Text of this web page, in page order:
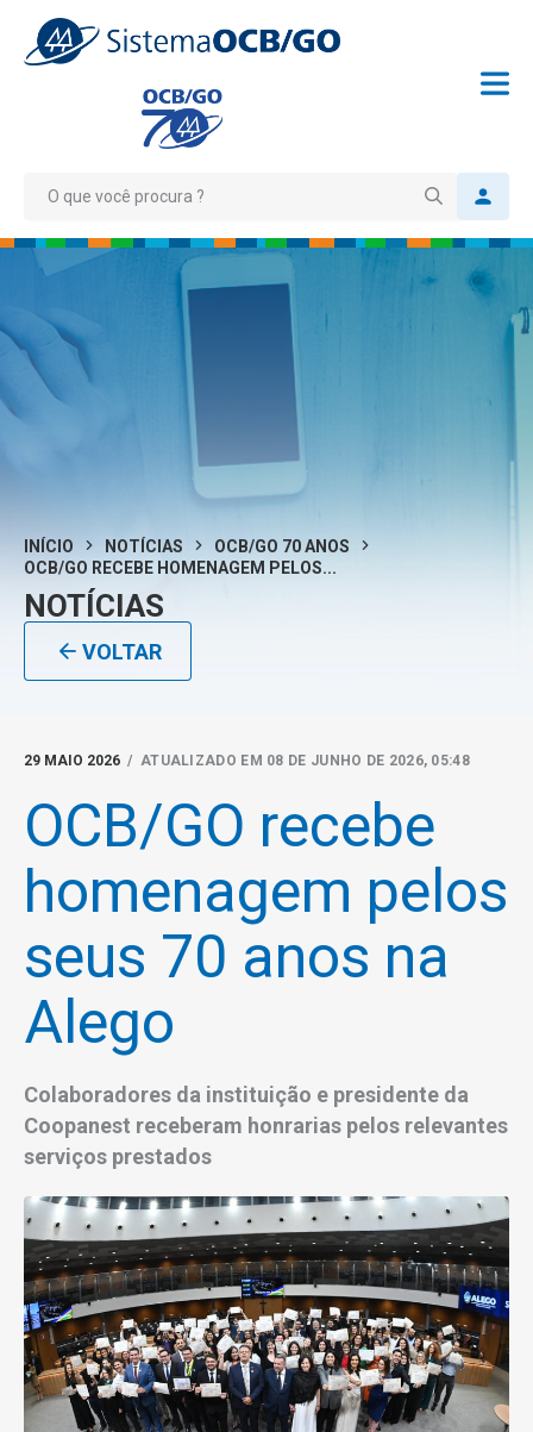
INÍCIO NOTÍCIAS
OCB/GO 70 ANOS
OCB/GO RECEBE HOMENAGEM PELOS...
NOTÍCIAS
VOLTAR
29 MAIO 2026 / ATUALIZADO EM 08 DE JUNHO DE 2026, 05:48
OCB/GO recebe
homenagem pelos
seus 70 anos na
Alego
Colaboradores da instituição e presidente da
Coopanest receberam honrarias pelos relevantes
serviços prestados